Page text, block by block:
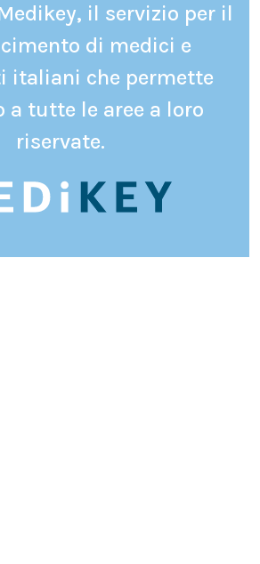
il servizio per il
di medici e
italiani che permette
a tutte le aree a loro
riservate.